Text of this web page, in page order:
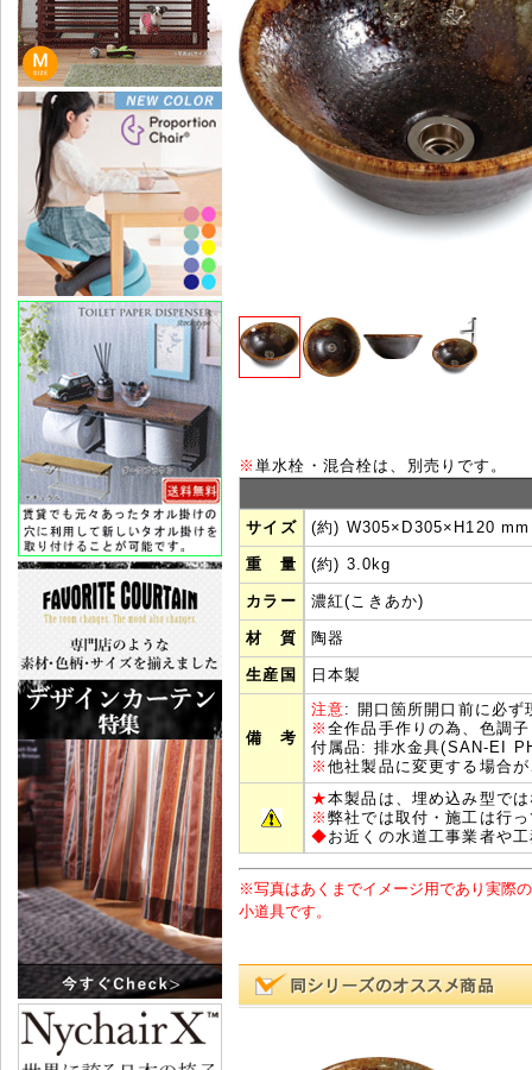
※単水栓・混合栓は、別売りです。
サイズ (約) W305×D305×H120 mm
重 量 (約) 3.0kg
カラー 濃紅(こきあか)
材 質 陶器
生産国 日本製
備 考
注意: 開口箇所開口前に必ず
※全作品手作りの為、色調
付属品: 排水金具(SAN-EI
※他社製品に変更する場合
★本製品は、埋め込み型で
※弊社では取付・施工は行
◆お近くの水道工事業者や
※写真はあくまでイメージ用であり実際
小道具です。